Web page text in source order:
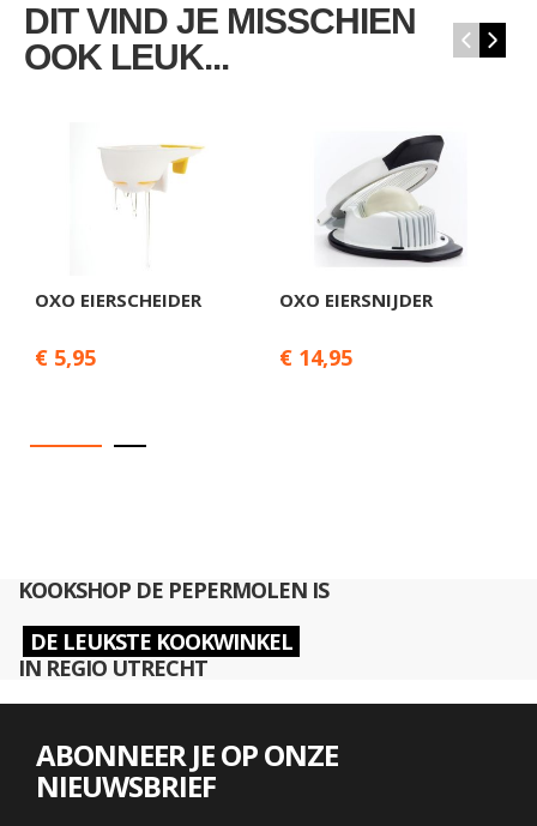
DIT VIND JE MISSCHIEN
OOK LEUK...
‹ ›
OXO EIERSCHEIDER
€ 5,95
OXO EIERSNIJDER
€ 14,95
KOOKSHOP DE PEPERMOLEN IS
DE LEUKSTE KOOKWINKEL
IN REGIO UTRECHT
ABONNEER JE OP ONZE
NIEUWSBRIEF